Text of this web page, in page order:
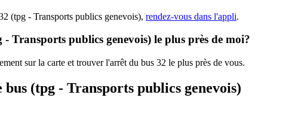
(tpg - Transports publics genevois), rendez-vous dans l'appli.
Transports publics genevois) le plus près de moi?
sur la carte et trouver l'arrêt du bus 32 le plus près de vous.
(tpg - Transports publics genevois)